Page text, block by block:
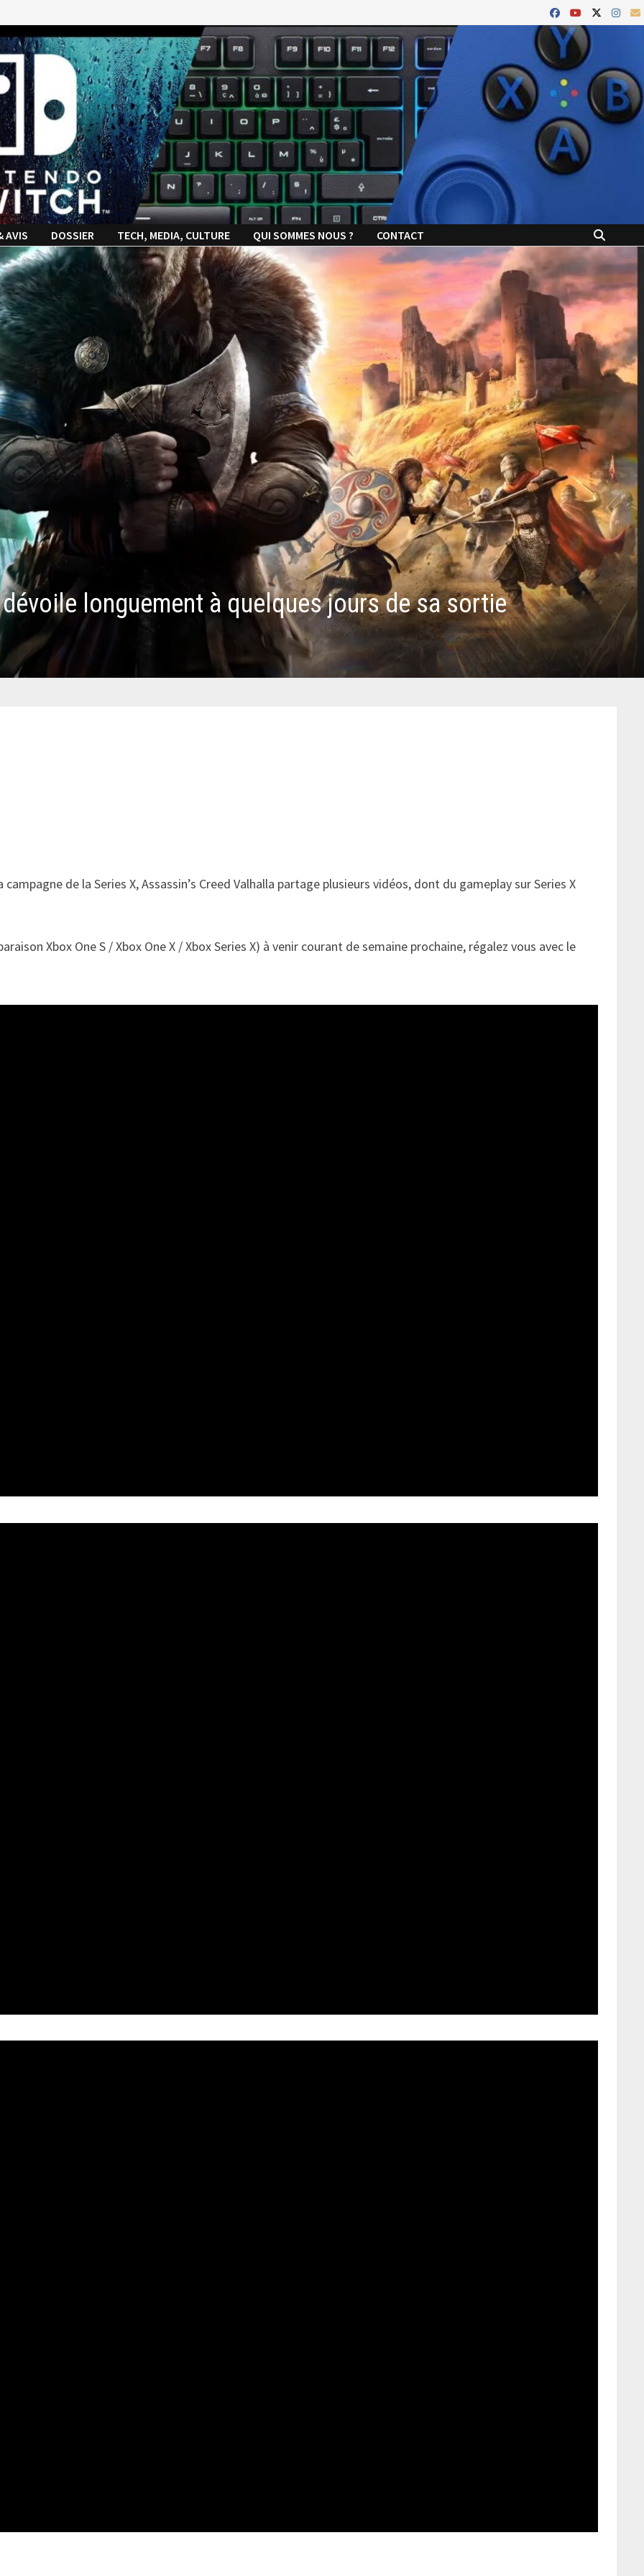
AVIS DOSSIER TECH, MEDIA, CULTURE QUI SOMMES NOUS ? CONTACT
longuement à quelques jours de sa sortie
de la Series X, Assassin’s Creed Valhalla partage plusieurs vidéos, dont du gameplay sur Series X
Xbox One S / Xbox One X / Xbox Series X) à venir courant de semaine prochaine, régalez vous avec le